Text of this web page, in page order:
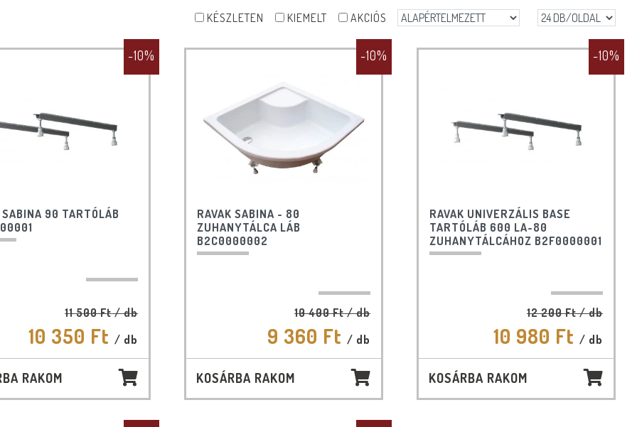
KÉSZLETEN KIEMELT AKCIÓS
-10%
SABINA 90 TARTÓLÁB
11 500 Ft/ db
10 350 Ft/ db
RAKOM
-10%
RAVAK SABINA - 80
ZUHANYTÁLCA LÁB
B2C0000002
10 400 Ft/ db
9 360 Ft/ db
KOSÁRBA RAKOM
-10%
RAVAK UNIVERZÁLIS BASE
TARTÓLÁB 600 LA-80
ZUHANYTÁLCÁHOZ B2F0000001
12 200 Ft/ db
10 980 Ft / db
KOSÁRBA RAKOM